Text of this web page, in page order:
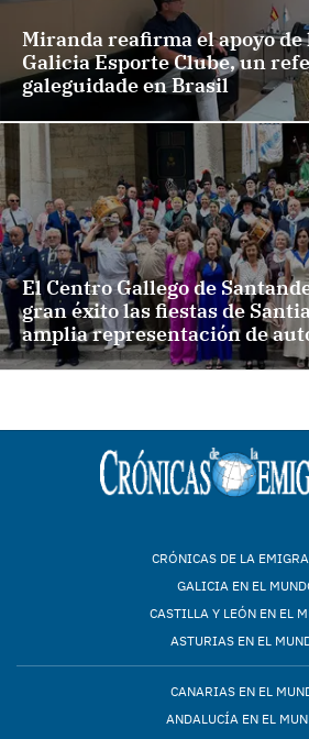
Miranda reafirma el apoyo de
Galicia Esporte Clube, un
galeguidade en Brasil
El Centro Gallego de
gran éxito las fiestas de
amplia representación de
CRÓNICAS DE LA
GALICIA EN EL
CASTILLA Y LEÓN EN EL
ASTURIAS EN EL
CANARIAS EN EL
ANDALUCÍA EN EL